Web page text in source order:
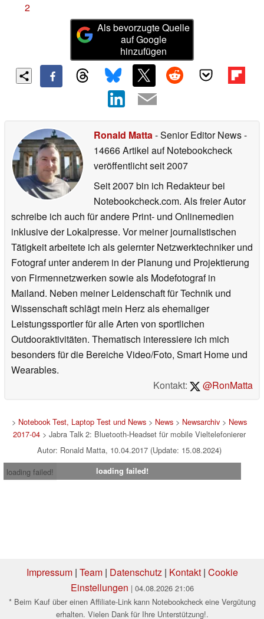
2
Als bevorzugte Quelle
auf Google
hinzufügen
Ronald Matta- Senior Editor News-
14666 Artikel auf Notebookcheck
veröffentlichtseit 2007
Seit 2007 bin ich Redakteur bei
Notebookcheck.com. Als freier Autor
schreibe ich auch für andere Print- und Onlinemedien
inklusive der Lokalpresse. Vor meiner journalistischen
Tätigkeit arbeitete ich als gelernter Netzwerktechniker und
Fotograf unter anderem in der Planung und Projektierung
von Firmennetzwerken sowie als Modefotograf in
Mailand. Neben meiner Leidenschaft für Technik und
Wissenschaft schlägt mein Herz als ehemaliger
Leistungssportler für alle Arten von sportlichen
Outdooraktivitäten. Thematisch interessiere ich mich
besonders für die Bereiche Video/Foto, Smart Home und
Wearables.
Kontakt:
@RonMatta
> Notebook Test, Laptop Test und News> News> Newsarchiv> News
2017-04> Jabra Talk 2: Bluetooth-Headset für mobile Vieltelefonierer
Autor: Ronald Matta, 10.04.2017 (Update: 15.08.2024)
loading failed!
loading failed!
Impressum| Team| Datenschutz| Kontakt| Cookie
Einstellungen | 04.08.2026 21:06
* Beim Kauf über einen Affiliate-Link kann Notebookcheck eine Vergütung
erhalten. Vielen Dank für Ihre Unterstützung!.